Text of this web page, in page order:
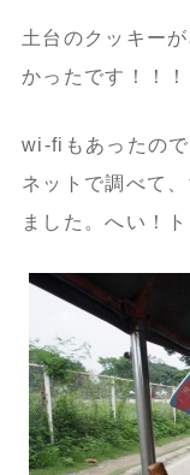
土台のクッキー
かったです！！！
wi-fiもあったの
ネットで調べて
ました。へい！